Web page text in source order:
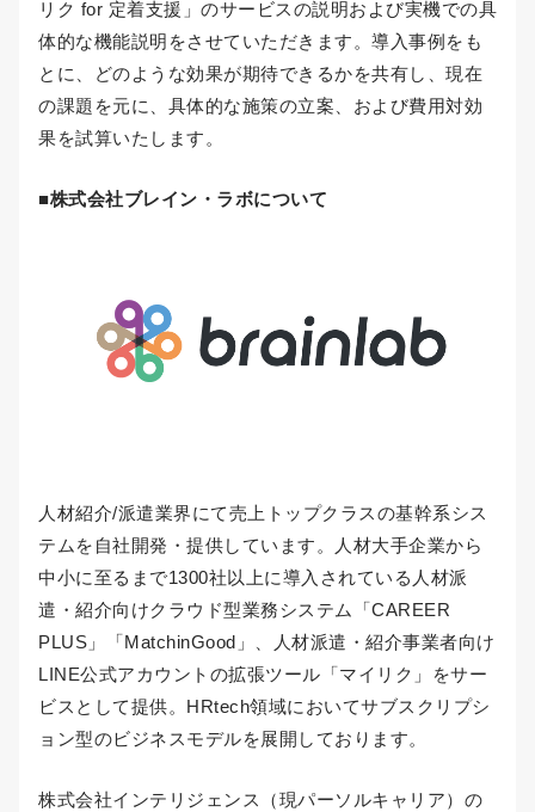
リク for 定着支援」のサービスの説明および実機での具
体的な機能説明をさせていただきます。導入事例をも
とに、どのような効果が期待できるかを共有し、現在
の課題を元に、具体的な施策の立案、および費用対効
果を試算いたします。
■株式会社ブレイン・ラボについて
人材紹介/派遣業界にて売上トップクラスの基幹系シス
テムを自社開発・提供しています。人材大手企業から
中小に至るまで1300社以上に導入されている人材派
遣・紹介向けクラウド型業務システム「CAREER
PLUS」「MatchinGood」、人材派遣・紹介事業者向け
LINE公式アカウントの拡張ツール「マイリク」をサー
ビスとして提供。HRtech領域においてサブスクリプシ
ョン型のビジネスモデルを展開しております。
株式会社インテリジェンス（現パーソルキャリア）の